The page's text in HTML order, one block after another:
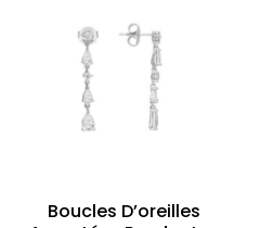
Boucles D’oreilles